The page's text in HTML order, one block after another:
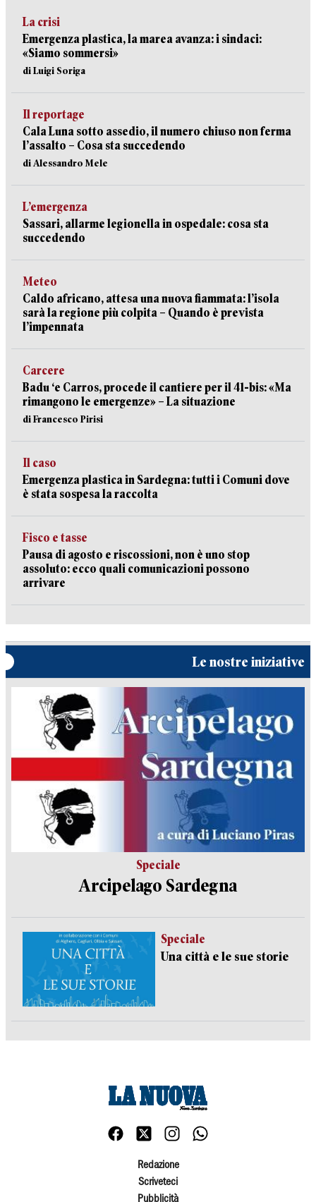
La crisi
Emergenza plastica, la marea avanza: i sindaci:
«Siamo sommersi»
di Luigi Soriga
Il reportage
Cala Luna sotto assedio, il numero chiuso non ferma
l’assalto – Cosa sta succedendo
di Alessandro Mele
L’emergenza
Sassari, allarme legionella in ospedale: cosa sta
succedendo
Meteo
Caldo africano, attesa una nuova fiammata: l’isola
sarà la regione più colpita – Quando è prevista
l’impennata
Carcere
Badu ‘e Carros, procede il cantiere per il 41-bis: «Ma
rimangono le emergenze» – La situazione
di Francesco Pirisi
Il caso
Emergenza plastica in Sardegna: tutti i Comuni dove
è stata sospesa la raccolta
Fisco e tasse
Pausa di agosto e riscossioni, non è uno stop
assoluto: ecco quali comunicazioni possono
arrivare
Le nostre iniziative
Speciale
Arcipelago Sardegna
Speciale
Una città e le sue storie
Redazione
Scriveteci
Pubblicità